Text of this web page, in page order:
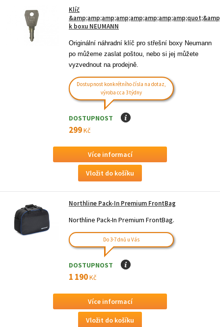
Klíč
k boxu NEUMANN
Originální náhradní klíč pro střešní boxy Neumann
po můžeme zaslat poštou, nebo si jej můžete
vyzvednout na prodejně.
Dostupnost konkrétního čísla na dotaz,
výroba cca 3 týdny
DOSTUPNOST I
299Kč
Více informací
Northline Pack-In Premium FrontBag
Northline Pack-In Premium FrontBag.
Do 3-7 dnů u Vás
DOSTUPNOST I
1 190Kč
Více informací